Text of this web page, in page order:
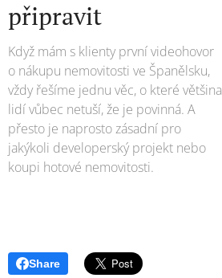
připravit
Když mám s klienty první videohovor
o nákupu nemovitosti ve Španělsku,
vždy řešíme jednu věc, o které většina
lidí vůbec netuší, že je povinná. A
přesto je naprosto zásadní pro
jakýkoli developerský projekt nebo
koupi hotové nemovitosti.
Share